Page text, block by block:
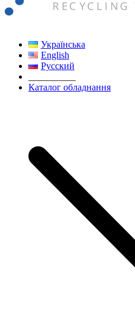
Українська
English
Русский
Каталог обладнання